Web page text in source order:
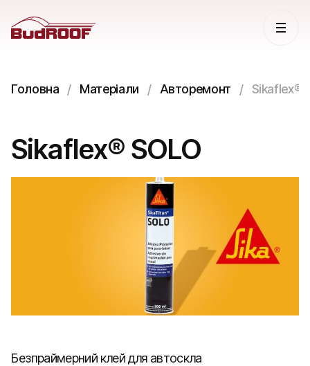
Головна Матеріали Авторемонт Sikaflex®
Sikaflex® SOLO
Безпраймерний клей для автоскла